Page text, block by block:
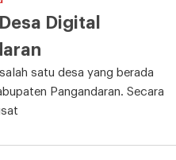
Digital
satu desa yang berada
Pangandaran. Secara